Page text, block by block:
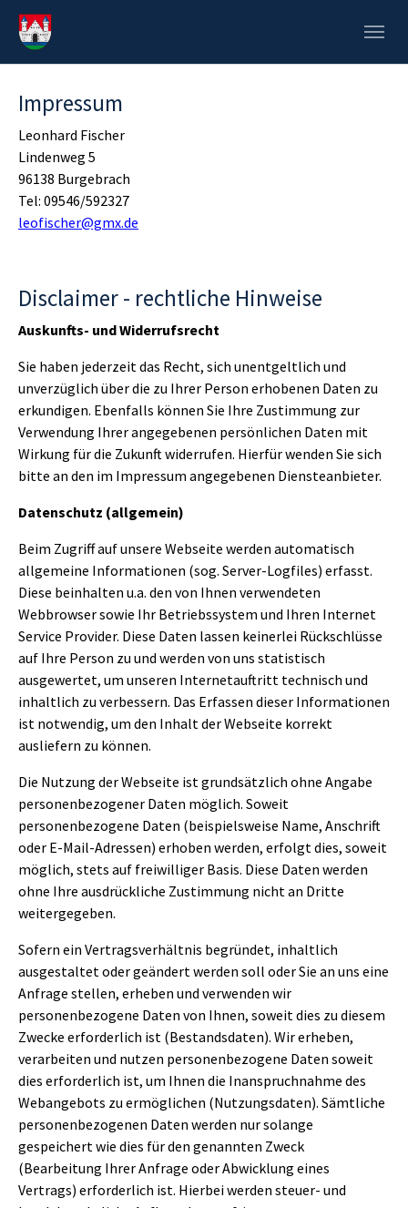
Skip to main navigation
Zum Hauptinhalt springen
Skip to page footer
Impressum
Leonhard Fischer
Lindenweg 5
96138 Burgebrach
Tel: 09546/592327
leofischer@gmx.de
Disclaimer - rechtliche Hinweise
Auskunfts- und Widerrufsrecht
Sie haben jederzeit das Recht, sich unentgeltlich und
unverzüglich über die zu Ihrer Person erhobenen Daten zu
erkundigen. Ebenfalls können Sie Ihre Zustimmung zur
Verwendung Ihrer angegebenen persönlichen Daten mit
Wirkung für die Zukunft widerrufen. Hierfür wenden Sie sich
bitte an den im Impressum angegebenen Diensteanbieter.
Datenschutz (allgemein)
Beim Zugriff auf unsere Webseite werden automatisch
allgemeine Informationen (sog. Server-Logfiles) erfasst.
Diese beinhalten u.a. den von Ihnen verwendeten
Webbrowser sowie Ihr Betriebssystem und Ihren Internet
Service Provider. Diese Daten lassen keinerlei Rückschlüsse
auf Ihre Person zu und werden von uns statistisch
ausgewertet, um unseren Internetauftritt technisch und
inhaltlich zu verbessern. Das Erfassen dieser Informationen
ist notwendig, um den Inhalt der Webseite korrekt
ausliefern zu können.
Die Nutzung der Webseite ist grundsätzlich ohne Angabe
personenbezogener Daten möglich. Soweit
personenbezogene Daten (beispielsweise Name, Anschrift
oder E-Mail-Adressen) erhoben werden, erfolgt dies, soweit
möglich, stets auf freiwilliger Basis. Diese Daten werden
ohne Ihre ausdrückliche Zustimmung nicht an Dritte
weitergegeben.
Sofern ein Vertragsverhältnis begründet, inhaltlich
ausgestaltet oder geändert werden soll oder Sie an uns eine
Anfrage stellen, erheben und verwenden wir
personenbezogene Daten von Ihnen, soweit dies zu diesem
Zwecke erforderlich ist (Bestandsdaten). Wir erheben,
verarbeiten und nutzen personenbezogene Daten soweit
dies erforderlich ist, um Ihnen die Inanspruchnahme des
Webangebots zu ermöglichen (Nutzungsdaten). Sämtliche
personenbezogenen Daten werden nur solange
gespeichert wie dies für den genannten Zweck
(Bearbeitung Ihrer Anfrage oder Abwicklung eines
Vertrags) erforderlich ist. Hierbei werden steuer- und